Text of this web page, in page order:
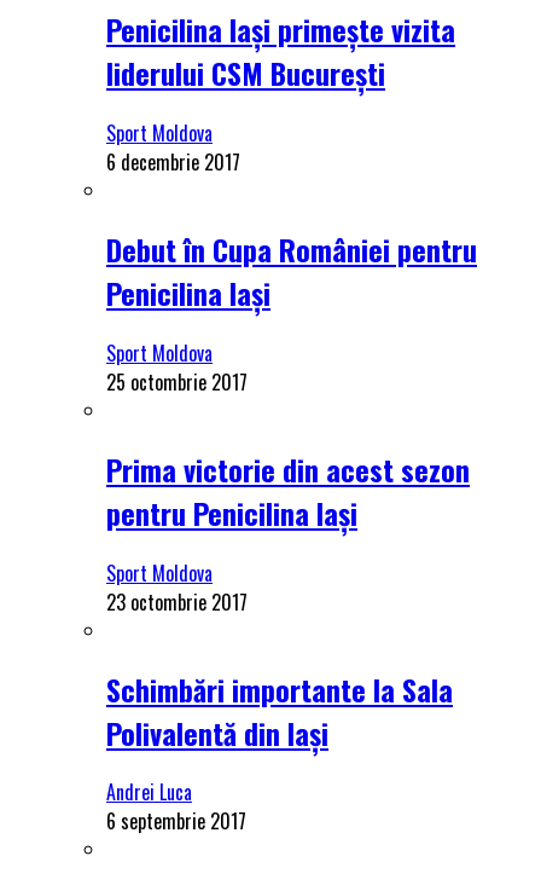
Penicilina Iași primește vizita
liderului CSM București
Sport Moldova
6 decembrie 2017
Debut în Cupa României pentru
Penicilina Iași
Sport Moldova
25 octombrie 2017
Prima victorie din acest sezon
pentru Penicilina Iași
Sport Moldova
23 octombrie 2017
Schimbări importante la Sala
Polivalentă din Iași
Andrei Luca
6 septembrie 2017